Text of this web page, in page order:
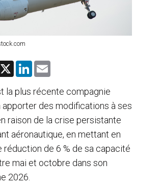
X
L
k
e
d
n
i
l
la plus récente compagnie
apporter des modifications à ses
raison de la crise persistante
aéronautique, en mettant en
de 6 % de sa capacité
mai et octobre dans son
2026.